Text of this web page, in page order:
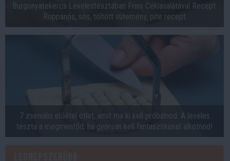
Burgonyatekercs Levelestésztában Friss Céklasalátával Recept.
Roppanós, sós, töltött sütemény, pite recept
7 zseniális előétel ötlet, amit ma ki kell próbálnod. A leveles
tészta a megmentőd, ha gyorsan kell fantasztikusat alkotnod!